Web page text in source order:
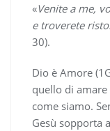
«Venite a me,
e troverete
30).
Dio è Amore
quello di amare
come siamo.
Gesù sopporta